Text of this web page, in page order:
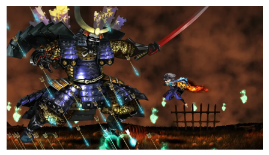
なんでゲームは面白い？
ゲーム開発者・hamatsu氏がゲームの魅力を画面や操作の
具体的な形から解き明かしていく、硬派で骨太な評論連載
です。
ゲームが変えた日本語
「経験値」「裏技」「ラスボス」… ゲームにまつわる言葉
の起源や用法の変遷を、コンピューター文化史研究家・タ
イニーP氏が徹底調査。
カテゴリ